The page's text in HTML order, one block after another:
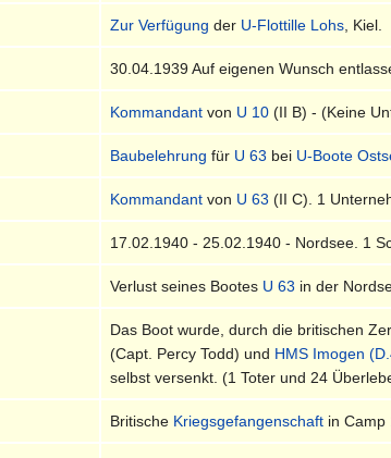
Zur Verfügung der U-Flottille Lohs , Kiel.
30.04.1939 Auf eigenen Wunsch
Kommandant von U 10 (II B) - (Keine
Baubelehrung für U 63 bei U-Boote
Kommandant von U 63 (II C). 1
17.02.1940 - 25.02.1940 - Nordsee. 1
Verlust seines Bootes U 63 in der
Das Boot wurde, durch die britischen
(Capt. Percy Todd) und HMS Imogen
selbst versenkt. (1 Toter und 24
Britische Kriegsgefangenschaft in Camp